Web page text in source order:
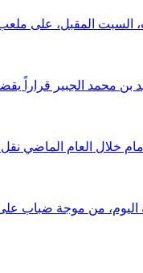
محمد الجبير قراراً
اليوم، من موجة ضباب